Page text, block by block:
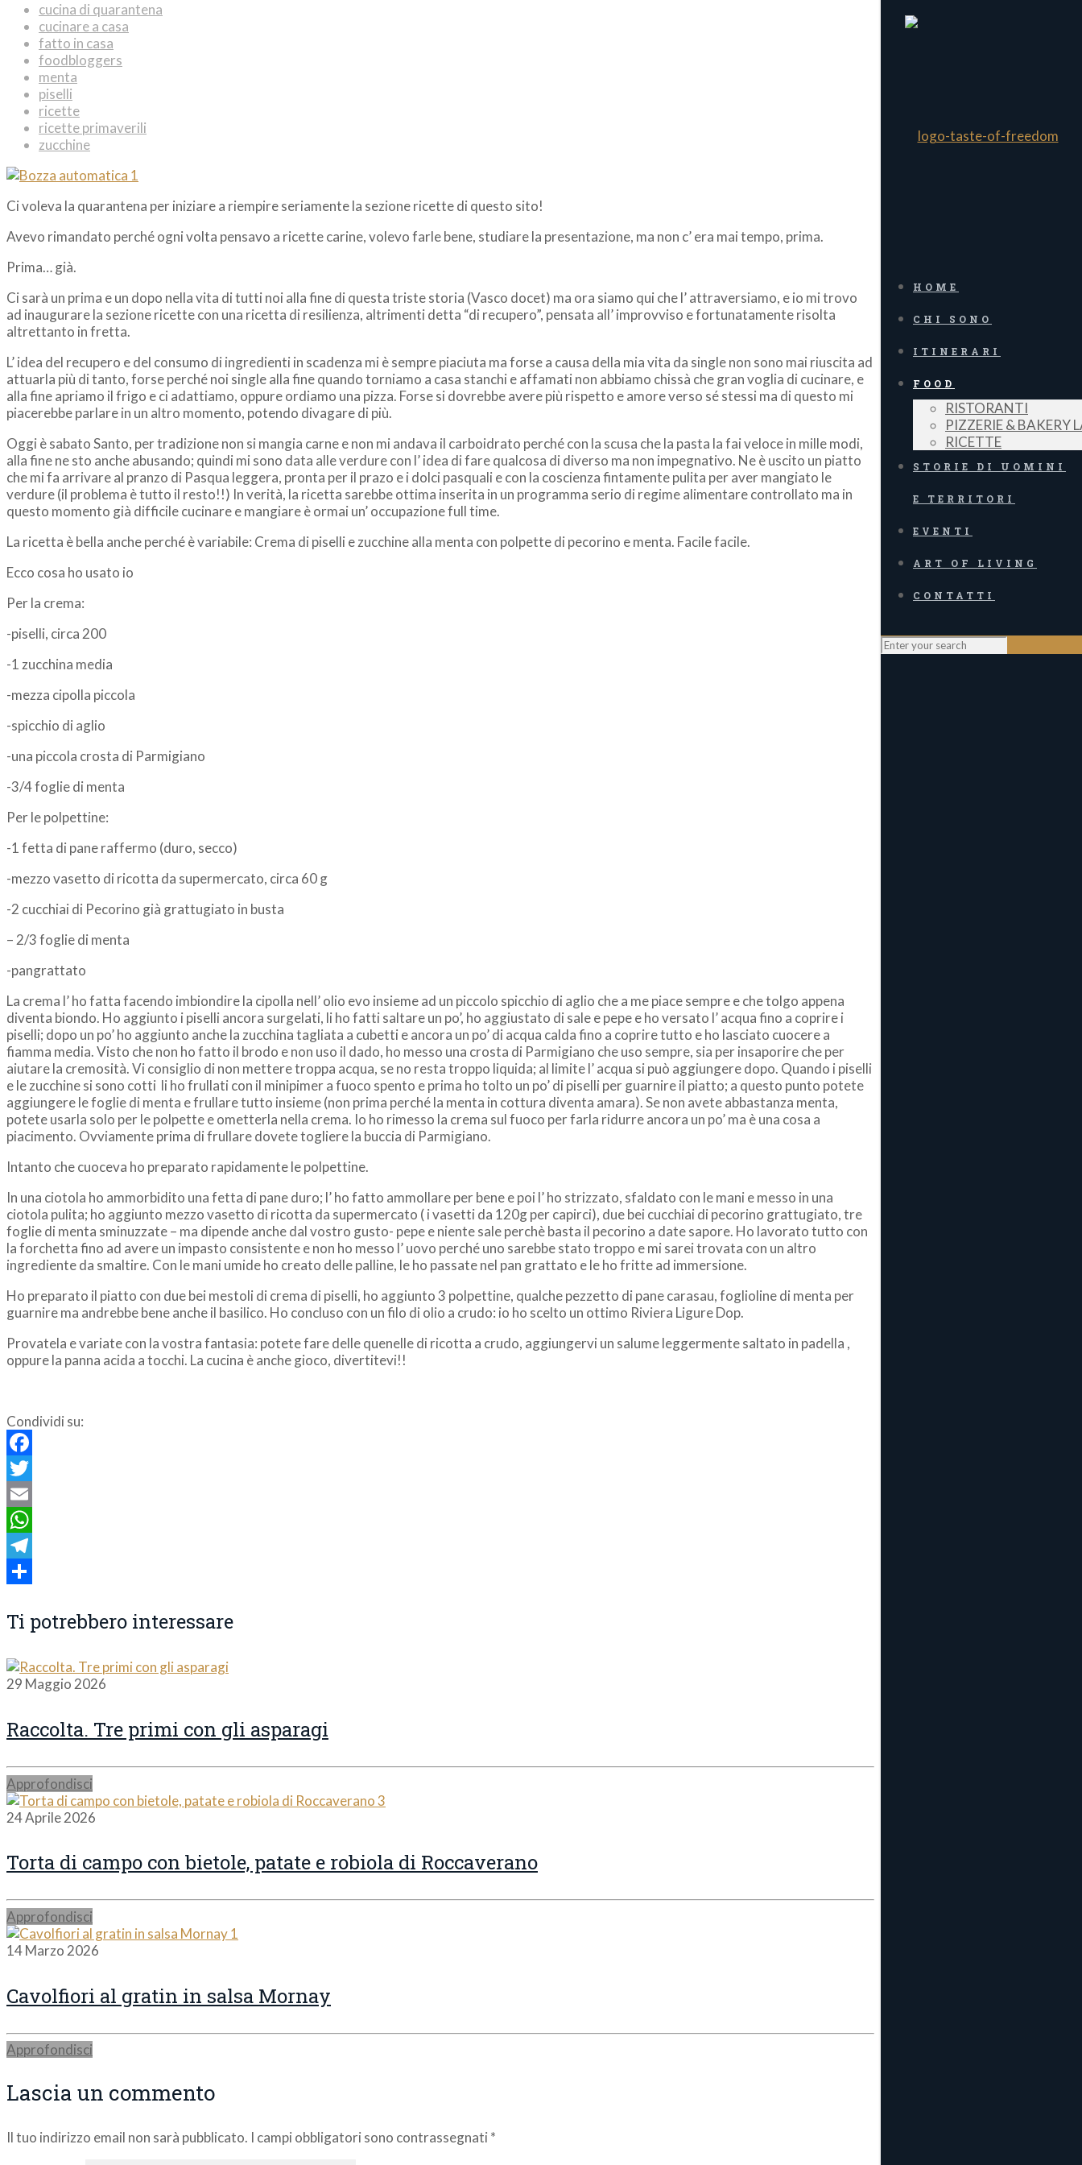
HOME
CHI SONO
ITINERARI
FOOD
RISTORANTI
PIZZERIE & BAKERY
RICETTE
STORIE DI UOMINI
E TERRITORI
EVENTI
ART OF LIVING
CONTATTI
cucina di quarantena
cucinare a casa
fatto in casa
foodbloggers
menta
piselli
ricette
ricette primaverili
zucchine
Ci voleva la quarantena per iniziare a riempire seriamente la sezione ricette di questo sito!
Avevo rimandato perché ogni volta pensavo a ricette carine, volevo farle bene, studiare la presentazione, ma non c’ era mai tempo, prima.
Prima… già.
Ci sarà un prima e un dopo nella vita di tutti noi alla fine di questa triste storia (Vasco docet) ma ora siamo qui che l’ attraversiamo, e io mi trovo
ad inaugurare la sezione ricette con una ricetta di resilienza, altrimenti detta “di recupero”, pensata all’ improvviso e fortunatamente risolta
altrettanto in fretta.
L’ idea del recupero e del consumo di ingredienti in scadenza mi è sempre piaciuta ma forse a causa della mia vita da single non sono mai riuscita ad
attuarla più di tanto, forse perché noi single alla fine quando torniamo a casa stanchi e affamati non abbiamo chissà che gran voglia di cucinare, e
alla fine apriamo il frigo e ci adattiamo, oppure ordiamo una pizza. Forse si dovrebbe avere più rispetto e amore verso sé stessi ma di questo mi
piacerebbe parlare in un altro momento, potendo divagare di più.
Oggi è sabato Santo, per tradizione non si mangia carne e non mi andava il carboidrato perché con la scusa che la pasta la fai veloce in mille modi,
alla fine ne sto anche abusando; quindi mi sono data alle verdure con l’ idea di fare qualcosa di diverso ma non impegnativo. Ne è uscito un piatto
che mi fa arrivare al pranzo di Pasqua leggera, pronta per il prazo e i dolci pasquali e con la coscienza fintamente pulita per aver mangiato le
verdure (il problema è tutto il resto!!) In verità, la ricetta sarebbe ottima inserita in un programma serio di regime alimentare controllato ma in
questo momento già difficile cucinare e mangiare è ormai un’ occupazione full time.
La ricetta è bella anche perché è variabile: Crema di piselli e zucchine alla menta con polpette di pecorino e menta. Facile facile.
Ecco cosa ho usato io
Per la crema:
-piselli, circa 200
-1 zucchina media
-mezza cipolla piccola
-spicchio di aglio
-una piccola crosta di Parmigiano
-3/4 foglie di menta
Per le polpettine:
-1 fetta di pane raffermo (duro, secco)
-mezzo vasetto di ricotta da supermercato, circa 60 g
-2 cucchiai di Pecorino già grattugiato in busta
– 2/3 foglie di menta
-pangrattato
La crema l’ ho fatta facendo imbiondire la cipolla nell’ olio evo insieme ad un piccolo spicchio di aglio che a me piace sempre e che tolgo appena
diventa biondo. Ho aggiunto i piselli ancora surgelati, li ho fatti saltare un po’, ho aggiustato di sale e pepe e ho versato l’ acqua fino a coprire i
piselli; dopo un po’ ho aggiunto anche la zucchina tagliata a cubetti e ancora un po’ di acqua calda fino a coprire tutto e ho lasciato cuocere a
fiamma media. Visto che non ho fatto il brodo e non uso il dado, ho messo una crosta di Parmigiano che uso sempre, sia per insaporire che per
aiutare la cremosità. Vi consiglio di non mettere troppa acqua, se no resta troppo liquida; al limite l’ acqua si può aggiungere dopo. Quando i piselli
e le zucchine si sono cotti li ho frullati con il minipimer a fuoco spento e prima ho tolto un po’ di piselli per guarnire il piatto; a questo punto potete
aggiungere le foglie di menta e frullare tutto insieme (non prima perché la menta in cottura diventa amara). Se non avete abbastanza menta,
potete usarla solo per le polpette e ometterla nella crema. Io ho rimesso la crema sul fuoco per farla ridurre ancora un po’ ma è una cosa a
piacimento. Ovviamente prima di frullare dovete togliere la buccia di Parmigiano.
Intanto che cuoceva ho preparato rapidamente le polpettine.
In una ciotola ho ammorbidito una fetta di pane duro; l’ ho fatto ammollare per bene e poi l’ ho strizzato, sfaldato con le mani e messo in una
ciotola pulita; ho aggiunto mezzo vasetto di ricotta da supermercato ( i vasetti da 120g per capirci), due bei cucchiai di pecorino grattugiato, tre
foglie di menta sminuzzate – ma dipende anche dal vostro gusto- pepe e niente sale perchè basta il pecorino a date sapore. Ho lavorato tutto con
la forchetta fino ad avere un impasto consistente e non ho messo l’ uovo perché uno sarebbe stato troppo e mi sarei trovata con un altro
ingrediente da smaltire. Con le mani umide ho creato delle palline, le ho passate nel pan grattato e le ho fritte ad immersione.
Ho preparato il piatto con due bei mestoli di crema di piselli, ho aggiunto 3 polpettine, qualche pezzetto di pane carasau, foglioline di menta per
guarnire ma andrebbe bene anche il basilico. Ho concluso con un filo di olio a crudo: io ho scelto un ottimo Riviera Ligure Dop.
Provatela e variate con la vostra fantasia: potete fare delle quenelle di ricotta a crudo, aggiungervi un salume leggermente saltato in padella ,
oppure la panna acida a tocchi. La cucina è anche gioco, divertitevi!!
Condividi su:
Facebook
Twitter
Email
WhatsApp
Telegram
Ti potrebbero interessare
29 Maggio 2026
Raccolta. Tre primi con gli asparagi
Approfondisci
24 Aprile 2026
Torta di campo con bietole, patate e robiola di Roccaverano
Approfondisci
14 Marzo 2026
Cavolfiori al gratin in salsa Mornay
Approfondisci
Lascia un commento
Il tuo indirizzo email non sarà pubblicato. I campi obbligatori sono contrassegnati *